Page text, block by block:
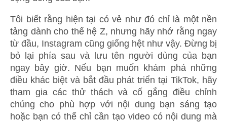
Tôi biết rằng hiện tại có vẻ như đó chỉ là một nền
tảng dành cho thế hệ Z, nhưng hãy nhớ rằng ngay
từ đầu, Instagram cũng giống hệt như vậy. Đừng bị
bỏ lại phía sau và lưu tên người dùng của bạn
ngay bây giờ. Nếu bạn muốn khám phá những
điều khác biệt và bắt đầu phát triển tại TikTok, hãy
tham gia các thử thách và cố gắng điều chỉnh
chúng cho phù hợp với nội dung bạn sáng tạo
hoặc bạn có thể chỉ cần tạo video có nội dung mà